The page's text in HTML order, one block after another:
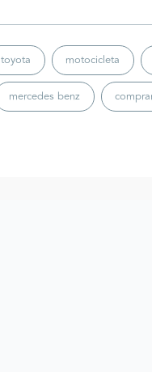
toyota motocicleta
mercedes benz